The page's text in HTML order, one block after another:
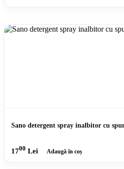
Sano detergent spray inalbitor cu
1700 Lei Adaugă în coș